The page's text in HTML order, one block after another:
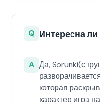
Q Интересна
A Да,
которая
характер игра